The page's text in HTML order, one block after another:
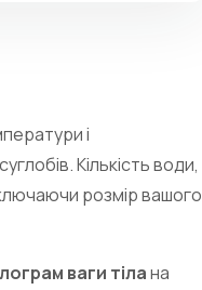
і
Кількість води,
розмір вашого
ваги тілана